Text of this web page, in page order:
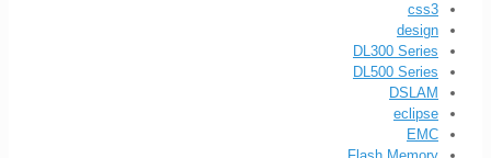
css3
design
DL300 Series
DL500 Series
DSLAM
eclipse
EMC